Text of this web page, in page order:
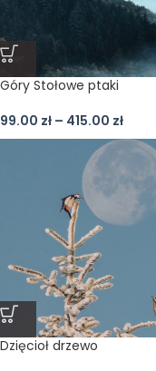
Góry Stołowe ptaki
99.00 zł – 415.00 zł
Dzięcioł drzewo